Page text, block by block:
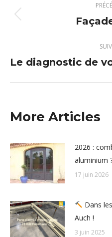
article
Le diagnostic de
More Articles
2026 :
aluminium
17 juin 2026
Dans
Auch !
3 juin 2025